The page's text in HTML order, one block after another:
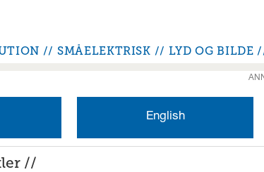
SMÅELEKTRISK LYD OG BILDE
English
//